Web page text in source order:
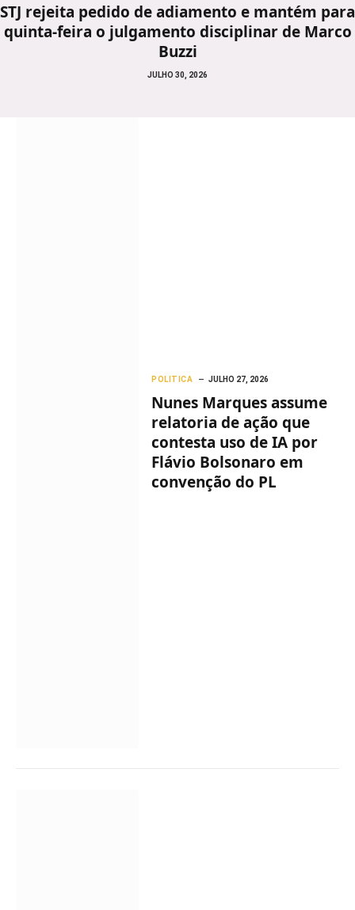
STJ rejeita pedido de adiamento e mantém para
quinta-feira o julgamento disciplinar de Marco
Buzzi
JULHO 30, 2026
POLITICA JULHO 27, 2026
Nunes Marques assume
relatoria de ação que
contesta uso de IA por
Flávio Bolsonaro em
convenção do PL